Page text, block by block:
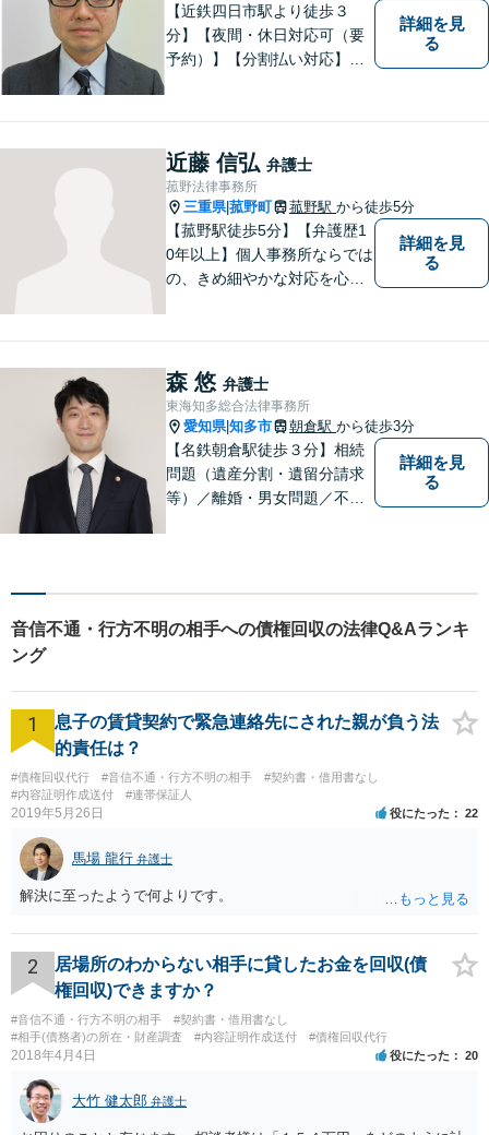
【近鉄四日市駅より徒歩３
分】【夜間・休日対応可（要
予約）】【分割払い対応】
して、一緒に解決方法を考え
る手助けをさせていただけれ
ばと思いますので、お気軽に
ご相談ください。
詳細を見
る
近藤 信弘 弁護士
菰野法律事務所
三重県|菰野町 菰野駅 から徒歩5分
【菰野駅徒歩5分】【弁護歴1
0年以上】個人事務所ならでは
の、きめ細やかな対応を心が
行います！【完全個室】
詳細を見
る
森 悠 弁護士
東海知多総合法律事務所
愛知県|知多市 朝倉駅 から徒歩3分
【名鉄朝倉駅徒歩３分】相続
問題（遺産分割・遺留分請求
等）／離婚・男女問題／不動
多数。
詳細を見
る
音信不通・行方不明の相手への債権回収の法律Q&Aランキ
ング
1
息子の賃貸契約で緊急連絡先にされた親が負う法
的責任は？
#債権回収代行 #音信不通・行方不明の相手
#契約書・借用書なし
#内容証明作成送付
#連帯保証人
2019年5月26日 役にたった 22
馬場 龍行 弁護士
解決に至ったようで何よりです。
2
居場所のわからない相手に貸したお金を回収(債
権回収)できますか？
#音信不通・行方不明の相手
#契約書・借用書なし
#相手(債務者)の所在・財産調査
#内容証明作成送付 #債権回収代行
2018年4月4日 役にたった 20
大竹 健太郎 弁護士